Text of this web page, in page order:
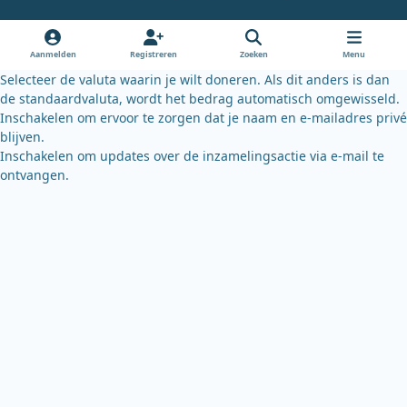
k
k
y
Aanmelden Registreren Zoeken Menu
Selecteer de valuta waarin je wilt doneren. Als dit anders is dan
de standaardvaluta, wordt het bedrag automatisch omgewisseld.
Inschakelen om ervoor te zorgen dat je naam en e-mailadres privé
blijven.
Inschakelen om updates over de inzamelingsactie via e-mail te
ontvangen.